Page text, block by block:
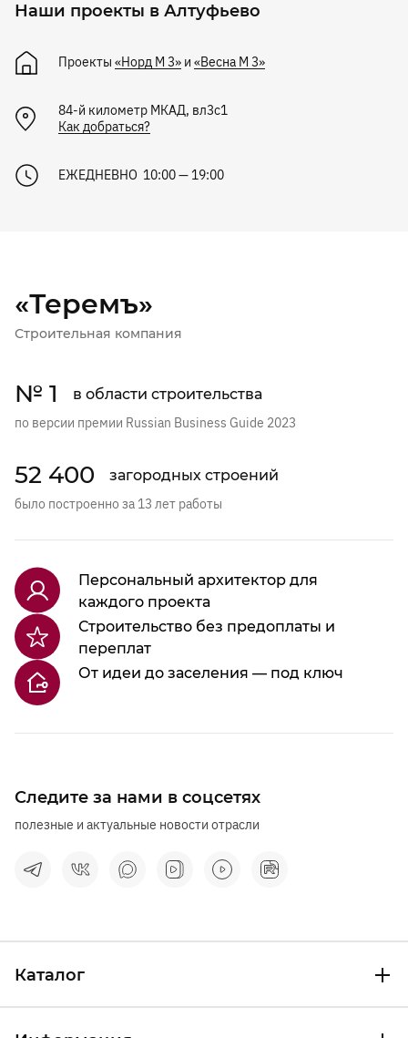
Наши проекты в Алтуфьево
Проекты «Норд М 3» и «Весна М 3»
84-й километр МКАД, вл3с1
Как добраться?
ЕЖЕДНЕВНО 10:00 — 19:00
«Теремъ»
Строительная компания
№ 1 в области строительства
по версии премии Russian Business Guide 2023
52 400 загородных строений
было построенно за 13 лет работы
Следите за нами в соцсетях
полезные и актуальные новости отрасли
Персональный архитектор для
каждого проекта
Строительство без предоплаты и
переплат
От идеи до заселения — под ключ
Каталог